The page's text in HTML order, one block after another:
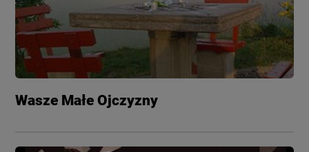
Wasze Małe Ojczyzny